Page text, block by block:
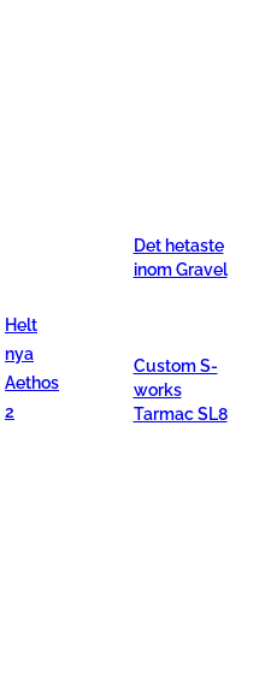
Helt
nya
Aethos
2
Det hetaste
inom Gravel
Custom S-
works
Tarmac SL8